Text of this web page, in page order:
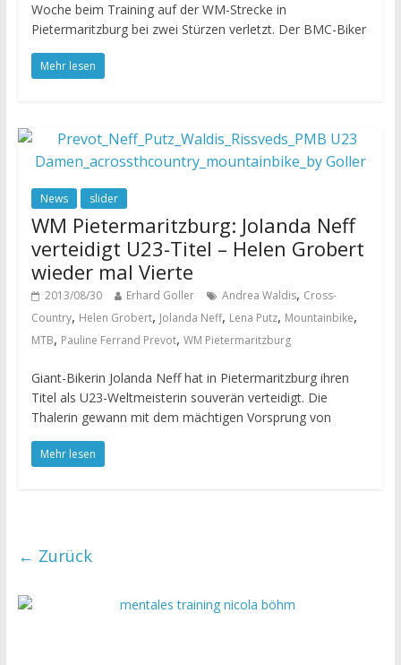
Woche beim Training auf der WM-Strecke in
Pietermaritzburg bei zwei Stürzen verletzt. Der BMC-Biker
Mehr lesen
News slider
WM Pietermaritzburg: Jolanda Neff
verteidigt U23-Titel – Helen Grobert
wieder mal Vierte
2013/08/30 Erhard Goller Andrea Waldis, Cross-
Country, Helen Grobert, Jolanda Neff, Lena Putz, Mountainbike,
MTB, Pauline Ferrand Prevot, WM Pietermaritzburg
Giant-Bikerin Jolanda Neff hat in Pietermaritzburg ihren
Titel als U23-Weltmeisterin souverän verteidigt. Die
Thalerin gewann mit dem mächtigen Vorsprung von
Mehr lesen
← Zurück